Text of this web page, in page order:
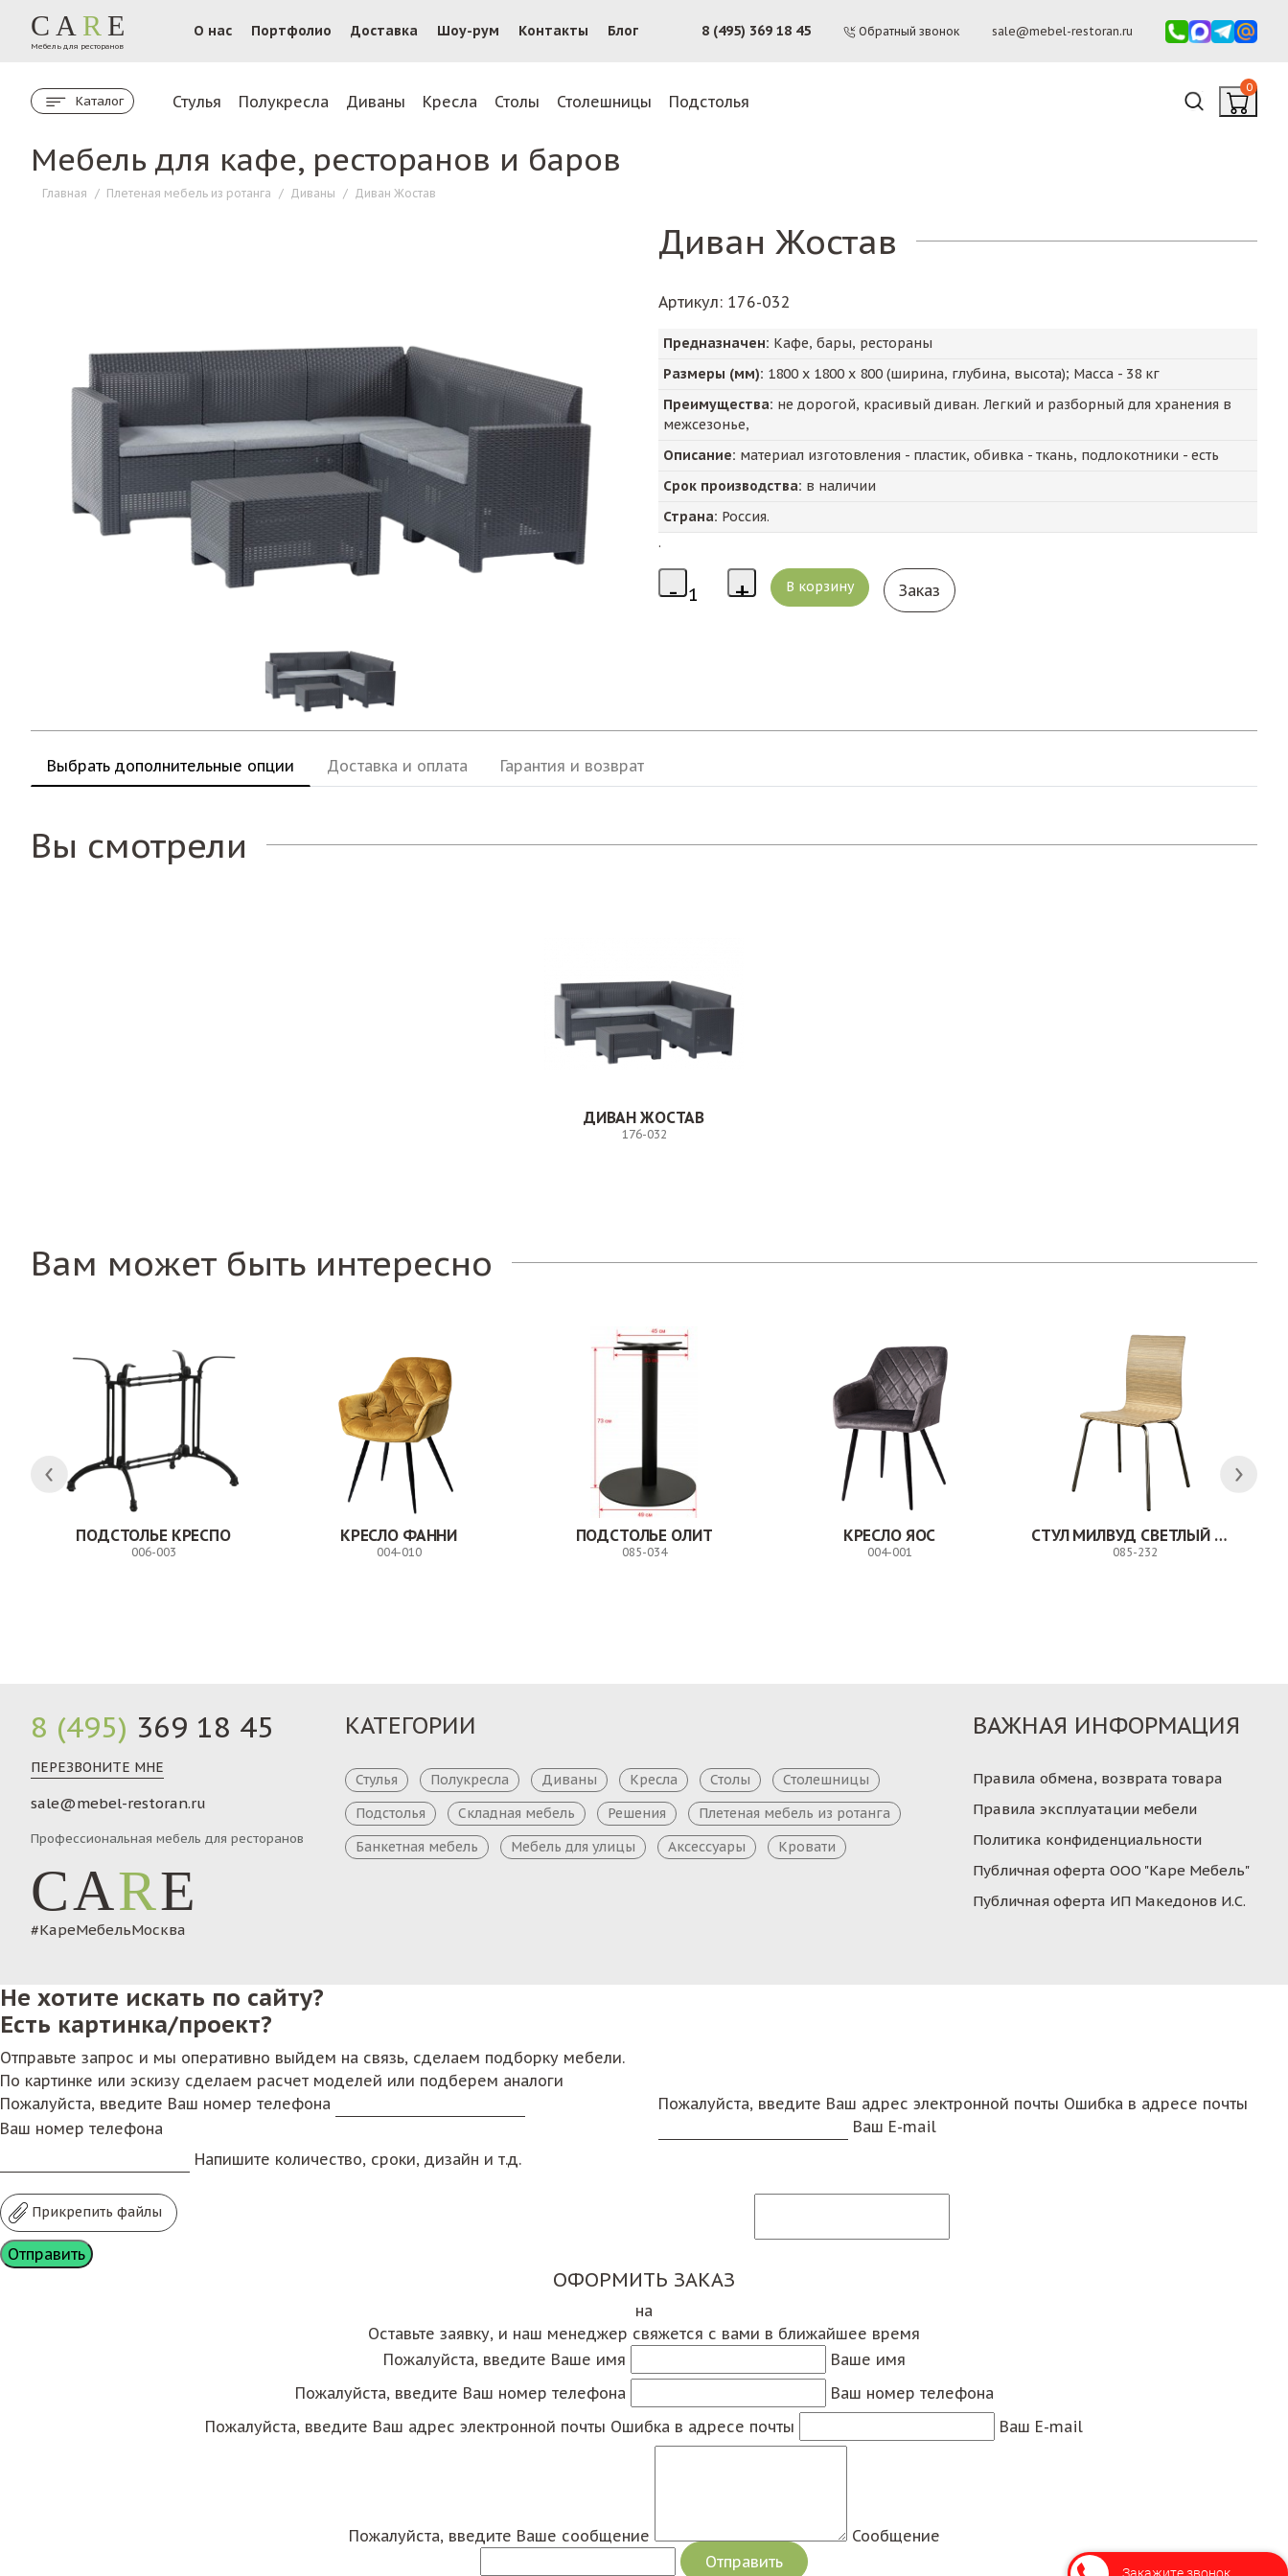
CA R E
Мебель для ресторанов
О нас Портфолио Доставка Шоу-рум Контакты Блог 8 (495) 369 18 45 Обратный звонок sale@mebel-restoran.ru
Каталог Стулья Полукресла Диваны Кресла Столы Столешницы Подстолья
0
Мебель для кафе, ресторанов и баров
Главная / Плетеная мебель из ротанга / Диваны / Диван Жостав
Диван Жостав
Артикул: 176-032
Предназначен: Кафе, бары, рестораны
Размеры (мм): 1800 х 1800 х 800 (ширина, глубина, высота); Масса - 38 кг
Преимущества: не дорогой, красивый диван. Легкий и разборный для хранения в
межсезонье,
Описание: материал изготовления - пластик, обивка - ткань, подлокотники - есть
Срок производства: в наличии
Страна: Россия.
.
Заказ
Выбрать дополнительные опции Доставка и оплата Гарантия и возврат
Вы смотрели
ДИВАН ЖОСТАВ
176-032
Вам может быть интересно
ПОДСТОЛЬЕ КРЕСПО
006-003
КРЕСЛО ФАННИ
004-010
ПОДСТОЛЬЕ ОЛИТ
085-034
КРЕСЛО ЯОС
004-001
СТУЛ МИЛВУД СВЕТЛЫЙ ШЕЛК
085-232
8 (495) 369 18 45
ПЕРЕЗВОНИТЕ МНЕ
sale@mebel-restoran.ru
Профессиональная мебель для ресторанов
CARE
#КареМебельМосква
КАТЕГОРИИ
Стулья Полукресла Диваны Кресла Столы
Столешницы
Подстолья
Складная мебель Решения
Плетеная мебель из ротанга
Банкетная мебель
Мебель для улицы Аксессуары Кровати
ВАЖНАЯ ИНФОРМАЦИЯ
Правила обмена, возврата товара
Правила эксплуатации мебели
Политика конфиденциальности
Публичная оферта ООО "Каре Мебель"
Публичная оферта ИП Македонов И.С.
Не хотите искать по сайту?
Есть картинка/проект?
Отправьте запрос и мы оперативно выйдем на связь, сделаем подборку мебели.
По картинке или эскизу сделаем расчет моделей или подберем аналоги
Пожалуйста, введите Ваш номер телефона
Ваш номер телефона
Пожалуйста, введите Ваш адрес электронной почты Ошибка в адресе почты
Ваш E-mail
Напишите количество, сроки, дизайн и т.д.
Прикрепить файлы
ОФОРМИТЬ ЗАКАЗ
на
Оставьте заявку, и наш менеджер свяжется с вами в ближайшее время
Пожалуйста, введите Ваше имя
Ваше имя
Пожалуйста, введите Ваш номер телефона
Ваш номер телефона
Пожалуйста, введите Ваш адрес электронной почты Ошибка в адресе почты Ваш E-mail
Пожалуйста, введите Ваше сообщение Сообщение